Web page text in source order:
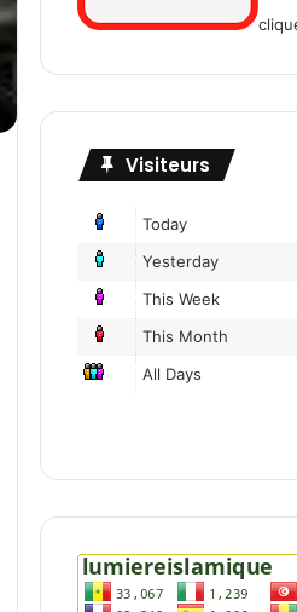
Visiteurs
Today
Yesterday
This Week
This Month
All Days